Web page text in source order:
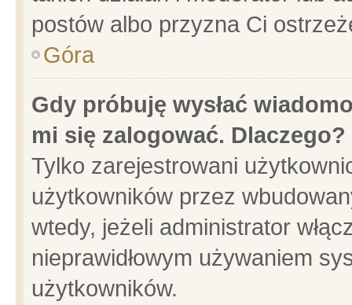
postów albo przyzna Ci
Góra
Gdy próbuję wysłać
mi się zalogować. Dlaczego?
Tylko zarejestrowani
użytkowników przez
wtedy, jeżeli administrator
nieprawidłowym używaniem
użytkowników.